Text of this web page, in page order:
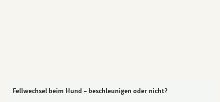
Fellwechsel beim Hund – beschleunigen oder nicht?